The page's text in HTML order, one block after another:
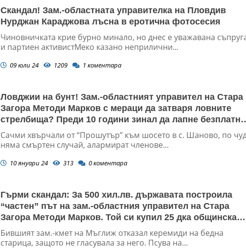
Скандал! Зам.-областната управителка на Пловдив
Нурджан Караджова лъсна в еротична фотосесия
Чиновничката крие бурно минало, но днес е уважавана
и партиен активистМеко казано неприлични...
09 юли 24 1209 1 коментара
Ловджии на бунт! Зам.-областният управител на Стара
Загора Методи Марков с мераци да затваря ловните
стрелбища? Преди 10 години зинал да лапне безплатна
общинска нива край Мъглиж
Сачми хвърчали от “Прошутър” към шосето в с. Шаново, по
няма смъртен случай, алармират членове...
10 януари 24 313 0коментара
Гърми скандал: За 500 хил.лв. държавата построила
“частен” път на зам.-областния управител на Стара
Загора Методи Марков. Той си купил 25 дка общинска
земя на цената на iPhone 15
Бившият зам.-кмет на Мъглиж отказал керемиди на бедна
старица, защото не гласувала за него. Псува на...